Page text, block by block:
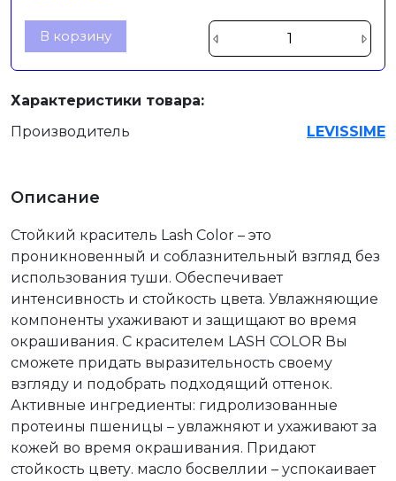
В корзину
Характеристики товара:
Производитель
LEVISSIME
Описание
Стойкий краситель Lash Color – это
проникновенный и соблазнительный взгляд без
использования туши. Обеспечивает
интенсивность и стойкость цвета. Увлажняющие
компоненты ухаживают и защищают во время
окрашивания. С красителем LASH COLOR Вы
сможете придать выразительность своему
взгляду и подобрать подходящий оттенок.
Активные ингредиенты: гидролизованные
протеины пшеницы – увлажняют и ухаживают за
кожей во время окрашивания. Придают
стойкость цвету. масло босвеллии – успокаивает